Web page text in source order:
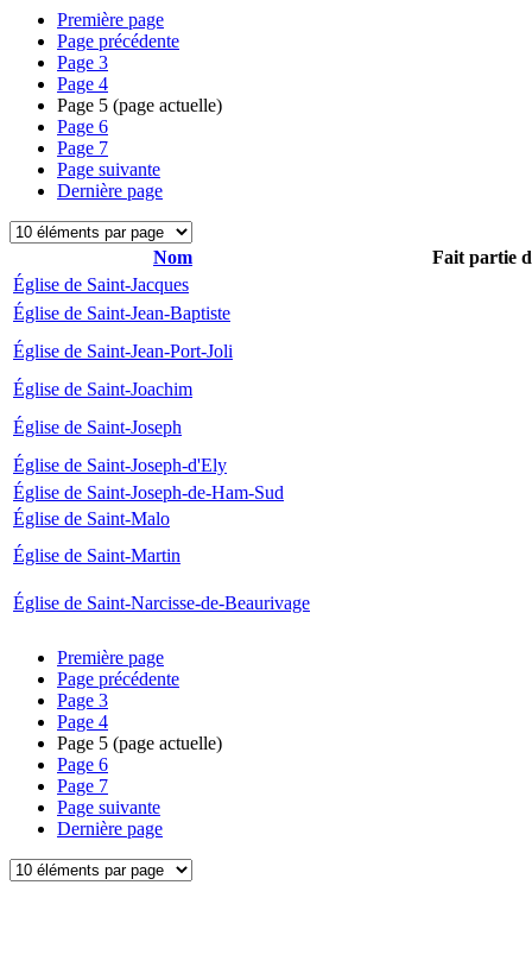
Première page
Page précédente
Page 3
Page 4
Page 5 (page actuelle)
Page 6
Page 7
Page suivante
Dernière page
Nom
Fait partie
Église de Saint-Jacques
Église de Saint-Jean-Baptiste
Église de Saint-Jean-Port-Joli
Église de Saint-Joachim
Église de Saint-Joseph
Église de Saint-Joseph-d'Ely
Église de Saint-Joseph-de-Ham-Sud
Église de Saint-Malo
Église de Saint-Martin
Église de Saint-Narcisse-de-Beaurivage
Première page
Page précédente
Page 3
Page 4
Page 5 (page actuelle)
Page 6
Page 7
Page suivante
Dernière page